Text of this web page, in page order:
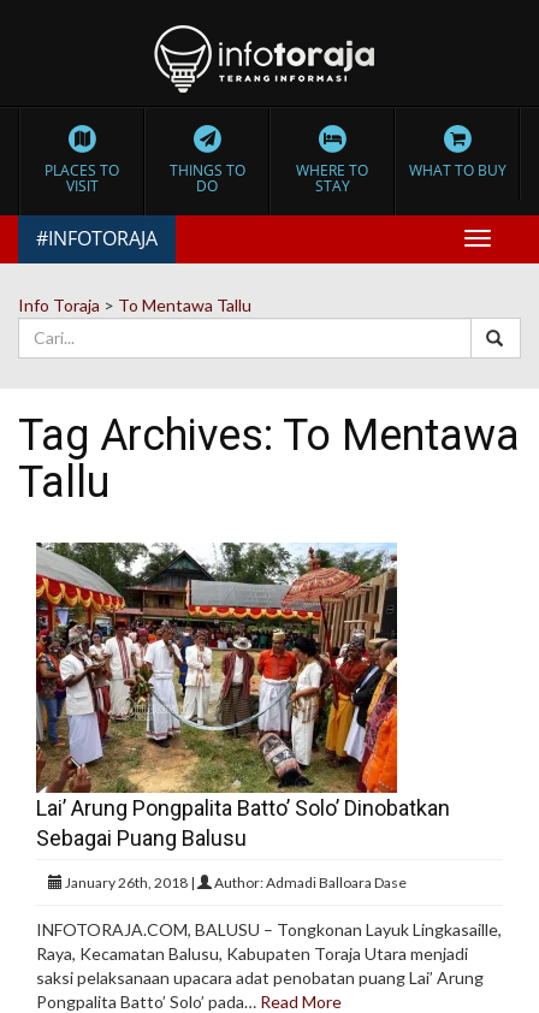
PLACES TO
VISIT
THINGS TO
DO
WHERE TO
STAY
WHAT TO BUY
Toggle
#INFOTORAJA
Info Toraja > To Mentawa Tallu
Tag Archives: To Mentawa
Tallu
Lai’ Arung Pongpalita Batto’ Solo’ Dinobatkan
Sebagai Puang Balusu
January 26th, 2018 | Author: Admadi Balloara Dase
INFOTORAJA.COM, BALUSU – Tongkonan Layuk Lingkasaille,
Raya, Kecamatan Balusu, Kabupaten Toraja Utara menjadi
saksi pelaksanaan upacara adat penobatan puang Lai’ Arung
Pongpalita Batto’ Solo’ pada… Read More